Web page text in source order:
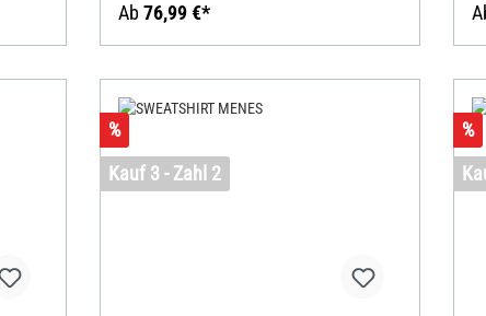
Ab 76,99 €*
%
Kauf 3 - Zahl 2
%